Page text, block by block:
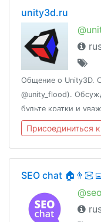
unity3d.ru
Общение о Unity3D.
@unity_flood).
будьте кратки и
also speak
http://t.me/
Присоединиться к
SEO chat